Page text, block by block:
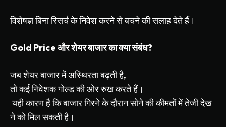
विशेषज्ञबिनारिसर्चकेनिवेशकरनेसेबचनेकीसलाहदेतेहैं।
Gold Priceऔरशेयरबाजारकाक्यासंबंध?
जबशेयरबाजारमेंअस्थिरताबढ़तीहै,
तोकईनिवेशकगोल्डकीओररुखकरतेहैं।
यहीकारणहैकिबाजारगिरनेकेदौरानसोनेकीकीमतोंमेंतेजीदेख
नेकोमिलसकतीहै।